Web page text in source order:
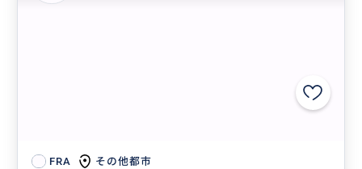
FRA その他都市